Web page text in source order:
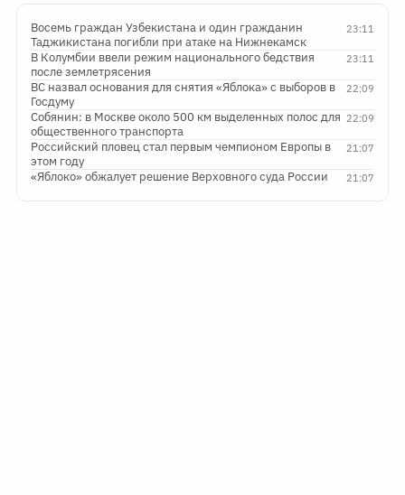
23:11
Восемь граждан Узбекистана и один гражданин
Таджикистана погибли при атаке на Нижнекамск
23:11
В Колумбии ввели режим национального бедствия
после землетрясения
22:09
ВС назвал основания для снятия «Яблока» с выборов в
Госдуму
22:09
Собянин: в Москве около 500 км выделенных полос для
общественного транспорта
21:07
Российский пловец стал первым чемпионом Европы в
этом году
21:07
«Яблоко» обжалует решение Верховного суда России